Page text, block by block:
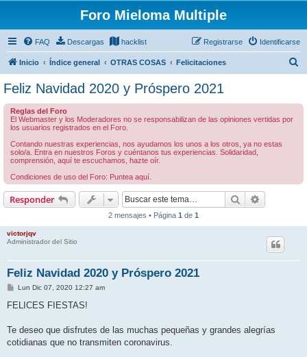
Foro Mieloma Multiple
FAQ Descargas hacklist Identificarse
Registrarse
Inicio Índice general OTRAS COSAS Felicitaciones
Feliz Navidad 2020 y Próspero 2021
Reglas del Foro
El Webmaster y los Moderadores no se responsabilizan de las opiniones vertidas por
los usuarios registrados en el Foro.
Contando nuestras experiencias, nos ayudamos los unos a los otros, ya no estas
solo/a. Entra en nuestros Foros y cuéntanos tus experiencias. Solidaridad,
comprensión, aquí te escuchamos, hazte oír.
Condiciones de uso del Foro: Puntea aquí.
Responder Buscar
2 mensajes • Página 1 de 1
victorjqv
Administrador del Sitio
Feliz Navidad 2020 y Próspero 2021
M
n
j
Lun Dic 07, 2020 12:27 am
FELICES FIESTAS!
Te deseo que disfrutes de las muchas pequeñas y grandes alegrías
cotidianas que no transmiten coronavirus.